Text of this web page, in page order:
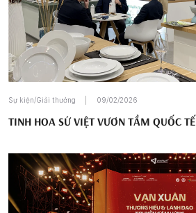
Sự kiện/Giải thưởng 09/02/2026
TINH HOA SỨ VIỆT VƯƠN TẦM QUỐC TẾ